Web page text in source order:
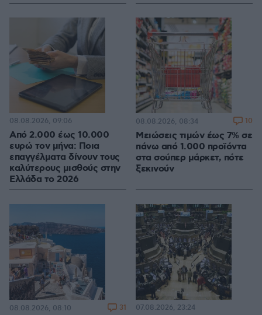
Από 2.000 έως 10.000
ευρώ τον μήνα: Ποια
επαγγέλματα δίνουν τους
καλύτερους μισθούς στην
Ελλάδα το 2026
08.08.2026, 09:06
Μειώσεις τιμών έως 7% σε
πάνω από 1.000 προϊόντα
στα σούπερ μάρκετ, πότε
ξεκινούν
08.08.2026, 08:34 10
08.08.2026, 08:10 31 07.08.2026, 23:24